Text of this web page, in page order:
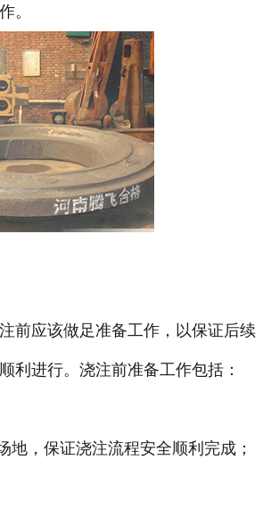
。
应该做足准备工作，以保证后续
利进行。浇注前准备工作包括：
，保证浇注流程安全顺利完成；